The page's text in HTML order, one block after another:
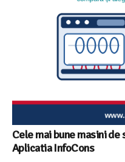
Cele mai bune masini
Aplicatia InfoCons